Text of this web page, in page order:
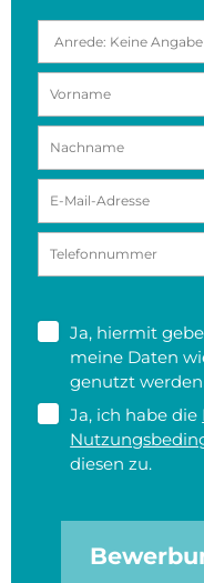
Ja, hiermit
meine Daten
genutzt
Ja, ich habe die
diesen zu.